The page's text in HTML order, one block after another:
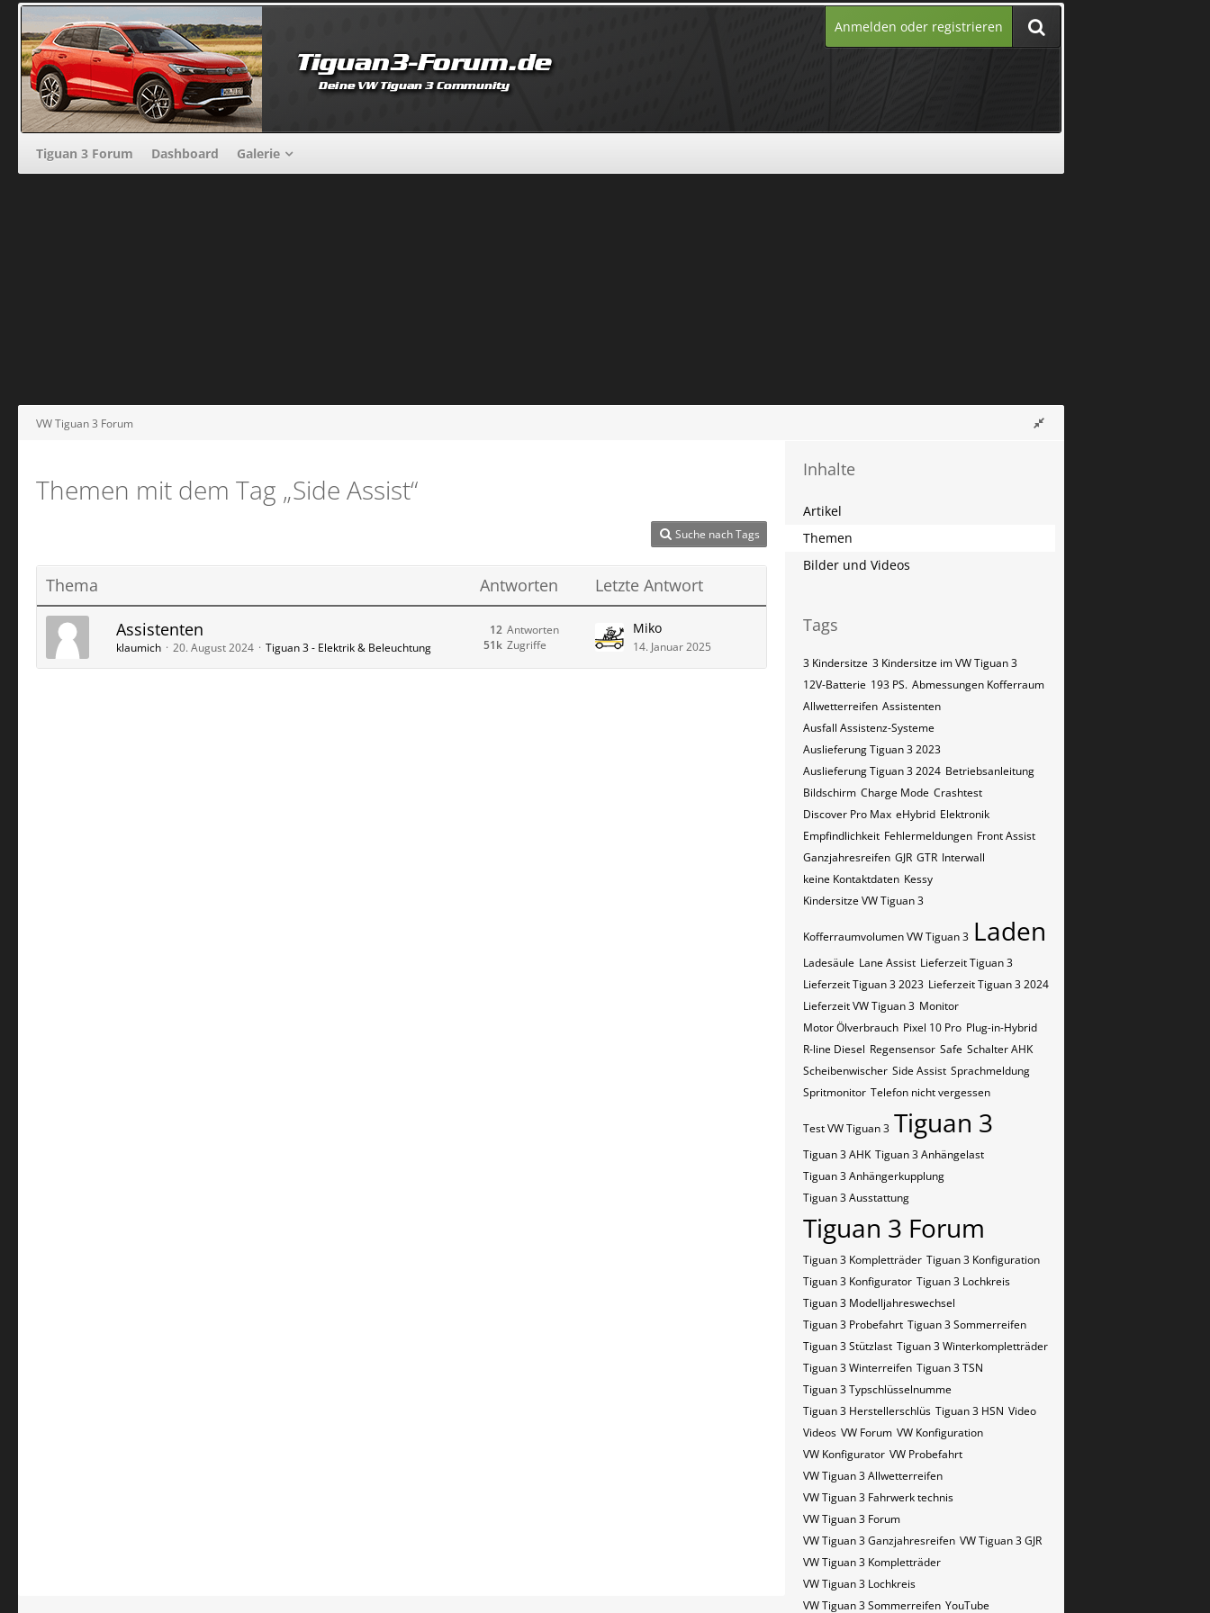
Anmelden oder registrieren
Tiguan 3 Forum Dashboard Galerie
VW Tiguan 3 Forum
Themen mit dem Tag „Side Assist“
Suche nach Tags
Thema Antworten Letzte Antwort
Assistenten
klaumich 20. August 2024 Tiguan 3 - Elektrik & Beleuchtung
Antworten
12
Zugriffe
51k
Miko
14. Januar 2025
Inhalte
Artikel
Themen
Bilder und Videos
Tags
3 Kindersitze 3 Kindersitze im VW Tiguan 3
12V-Batterie 193 PS. Abmessungen Kofferraum
Allwetterreifen Assistenten
Ausfall Assistenz-Systeme
Auslieferung Tiguan 3 2023
Auslieferung Tiguan 3 2024 Betriebsanleitung
Bildschirm Charge Mode Crashtest
Discover Pro Max eHybrid Elektronik
Empfindlichkeit Fehlermeldungen Front Assist
Ganzjahresreifen GJR GTR Interwall
keine Kontaktdaten Kessy
Kindersitze VW Tiguan 3
Kofferraumvolumen VW Tiguan 3 Laden
Ladesäule Lane Assist Lieferzeit Tiguan 3
Lieferzeit Tiguan 3 2023 Lieferzeit Tiguan 3 2024
Lieferzeit VW Tiguan 3 Monitor
Motor Ölverbrauch Pixel 10 Pro Plug-in-Hybrid
R-line Diesel Regensensor Safe Schalter AHK
Scheibenwischer Side Assist Sprachmeldung
Spritmonitor Telefon nicht vergessen
Test VW Tiguan 3 Tiguan 3
Tiguan 3 AHK Tiguan 3 Anhängelast
Tiguan 3 Anhängerkupplung
Tiguan 3 Ausstattung
Tiguan 3 Forum
Tiguan 3 Kompletträder Tiguan 3 Konfiguration
Tiguan 3 Konfigurator Tiguan 3 Lochkreis
Tiguan 3 Modelljahreswechsel
Tiguan 3 Probefahrt Tiguan 3 Sommerreifen
Tiguan 3 Stützlast Tiguan 3 Winterkompletträder
Tiguan 3 Winterreifen Tiguan 3​​​​ TSN
Tiguan 3​​​​ Typschlüsselnumme
Tiguan 3​​​​​ Herstellerschlüs Tiguan 3​​​​​ HSN Video
Videos VW Forum VW Konfiguration
VW Konfigurator VW Probefahrt
VW Tiguan 3 Allwetterreifen
VW Tiguan 3 Fahrwerk technis
VW Tiguan 3 Forum
VW Tiguan 3 Ganzjahresreifen VW Tiguan 3 GJR
VW Tiguan 3 Kompletträder
VW Tiguan 3 Lochkreis
VW Tiguan 3 Sommerreifen YouTube